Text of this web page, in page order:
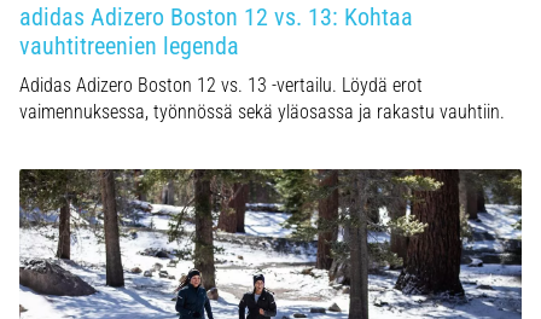
adidas Adizero Boston 12 vs. 13: Kohtaa
vauhtitreenien legenda
Adidas Adizero Boston 12 vs. 13 -vertailu. Löydä erot
vaimennuksessa, työnnössä sekä yläosassa ja rakastu vauhtiin.